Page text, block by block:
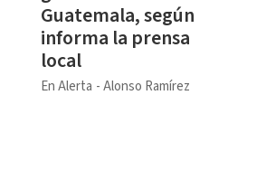
Guatemala, según
informa la prensa
local
En Alerta Alonso Ramírez